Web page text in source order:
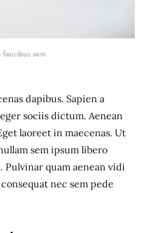
sem
dapibus. Sapien a
sociis dictum. Aenean
laoreet in maecenas. Ut
sem ipsum libero
Pulvinar quam aenean vidi
nec sem pede